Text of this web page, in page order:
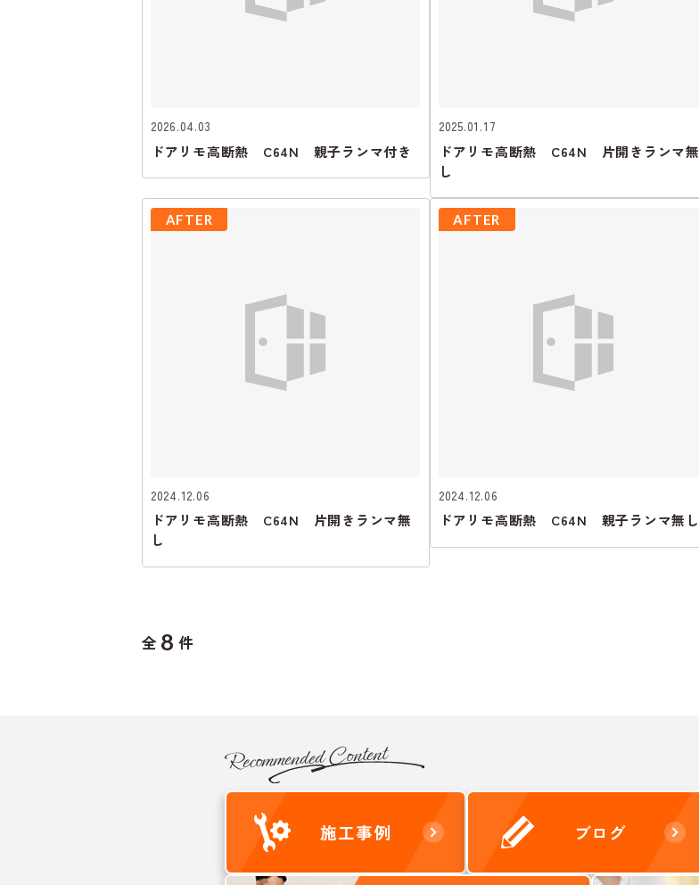
2026.04.03
ドアリモ高断熱 C64N 親子ランマ付き
2025.01.17
ドアリモ高断熱 C64N 片開きランマ無
し
AFTER
2024.12.06
ドアリモ高断熱 C64N 片開きランマ無
し
AFTER
2024.12.06
ドアリモ高断熱 C64N 親子ランマ無し
全 8 件
Recommended Content
施工事例 ブログ